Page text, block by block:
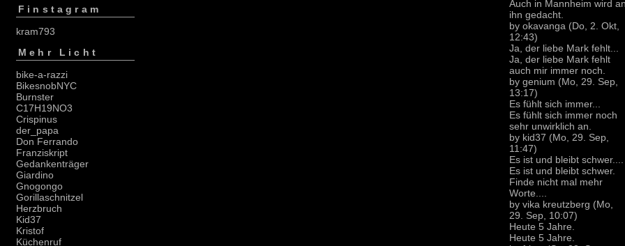
Finstagram
kram793
Mehr Licht
bike-a-razzi
BikesnobNYC
Burnster
C17H19NO3
Crispinus
der_papa
Don Ferrando
Franziskript
Gedankenträger
Giardino
Gnogongo
Gorillaschnitzel
Herzbruch
Kid37
Kristof
Küchenruf
Auch in Mannheim wird
ihn gedacht.
by okavanga (Do, 2. Okt,
12:43)
Ja, der liebe Mark fehlt...
Ja, der liebe Mark fehlt
auch mir immer noch.
by genium (Mo, 29. Sep,
13:17)
Es fühlt sich immer...
Es fühlt sich immer noch
sehr unwirklich an.
by kid37 (Mo, 29. Sep,
11:47)
Es ist und bleibt schwer....
Es ist und bleibt schwer.
Finde nicht mal mehr
Worte....
by vika kreutzberg (Mo,
29. Sep, 10:07)
Heute 5 Jahre.
Heute 5 Jahre.